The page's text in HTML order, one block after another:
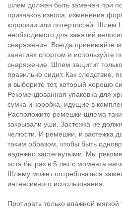
шлем должен быть заменен при
признаков износа: изменения
коррозии или потертостей. Шлем
необходимого для занятий
снаряжения. Всегда принимайте
занятиях спортом и используйте
снаряжение. Шлем защитит
правильно сидит. Как следствие,
и выберите тот, который хорошо
Рекомендованная упаковка для
сумка и коробка, идущие в
Расположите ремешки шлема
закрывали уши. Застежка не
челюсти. И ремешки, и застежка
таким образом, чтобы быть
надежно застегнутыми. Мы
хотя бы раз в 5 лет с момента
Шлему может потребоваться
интенсивного использования.
Протирать только влажной